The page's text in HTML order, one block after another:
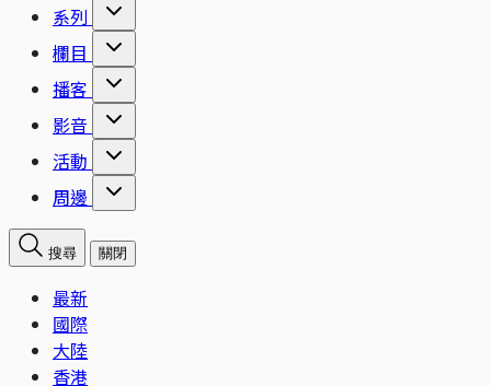
系列
欄目
播客
影音
活動
周邊
搜尋 關閉
最新
國際
大陸
香港